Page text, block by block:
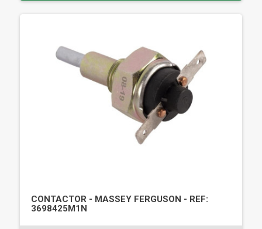
CONTACTOR - MASSEY FERGUSON - REF:
3698425M1N